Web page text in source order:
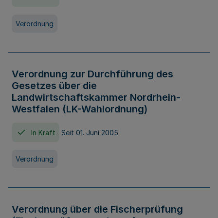
Verordnung
Verordnung zur Durchführung des
Gesetzes über die
Landwirtschaftskammer Nordrhein-
Westfalen (LK-Wahlordnung)
In Kraft Seit 01. Juni 2005
Verordnung
Verordnung über die Fischerprüfung